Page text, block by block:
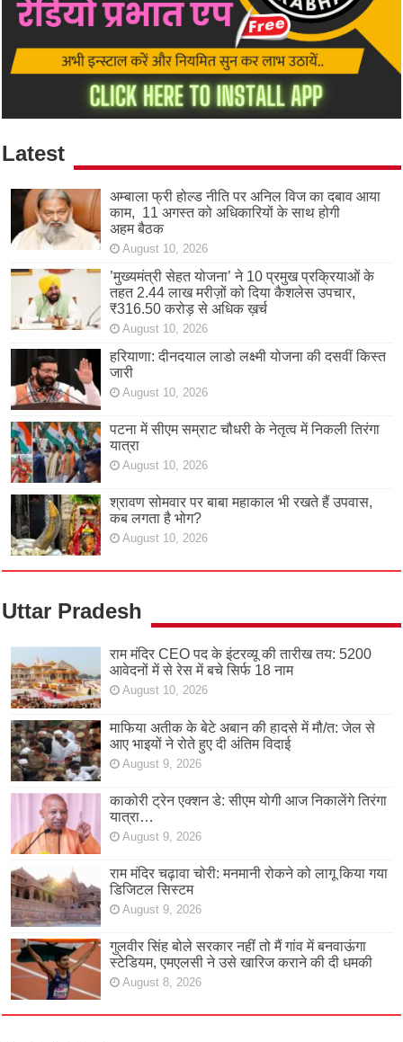
Latest
अम्बाला फ्री होल्ड नीति पर अनिल विज का दबाव आया
काम, 11 अगस्त को अधिकारियों के साथ होगी
अहम बैठक
August 10, 2026
’मुख्यमंत्री सेहत योजना’ ने 10 प्रमुख प्रक्रियाओं के
तहत 2.44 लाख मरीज़ों को दिया कैशलेस उपचार,
₹316.50 करोड़ से अधिक ख़र्च
August 10, 2026
हरियाणा: दीनदयाल लाडो लक्ष्मी योजना की दसवीं किस्त
जारी
August 10, 2026
पटना में सीएम सम्राट चौधरी के नेतृत्व में निकली तिरंगा
यात्रा
August 10, 2026
श्रावण सोमवार पर बाबा महाकाल भी रखते हैं उपवास,
कब लगता है भोग?
August 10, 2026
Uttar Pradesh
राम मंदिर CEO पद के इंटरव्यू की तारीख तय: 5200
आवेदनों में से रेस में बचे सिर्फ 18 नाम
August 10, 2026
माफिया अतीक के बेटे अबान की हादसे में मौ/त: जेल से
आए भाइयों ने रोते हुए दी अंतिम विदाई
August 9, 2026
काकोरी ट्रेन एक्शन डे: सीएम योगी आज निकालेंगे तिरंगा
यात्रा…
August 9, 2026
राम मंदिर चढ़ावा चोरी: मनमानी रोकने को लागू किया गया
डिजिटल सिस्टम
August 9, 2026
गुलवीर सिंह बोले सरकार नहीं तो मैं गांव में बनवाऊंगा
स्टेडियम, एमएलसी ने उसे खारिज कराने की दी धमकी
August 8, 2026